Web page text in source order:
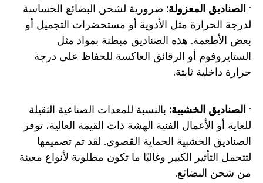
· الصناديق المعزولة: ضرورية لشحن البضائع الحساسة
لدرجة الحرارة مثل الأدوية أو مستحضرات التجميل أو
بعض الأطعمة. هذه الصناديق مبطنة بمواد مثل
الستايروفوم أو الرقائق العاكسة للحفاظ على درجة
حرارة داخلية ثابتة.
· الصناديق الخشبية: بالنسبة للمعدات الصناعية الثقيلة
للغاية أو الأعمال الفنية الهشة ذات القيمة العالية، توفر
الصناديق الخشبية الحماية القصوى. لقد تم تصميمها
لتتحمل التأثير الكبير وغالبًا ما تكون مطلوبة لأنواع معينة
من شحن البضائع.